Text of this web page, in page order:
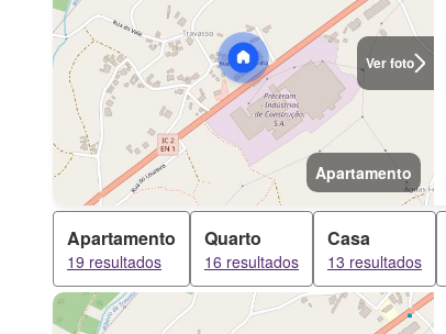
Ver foto
Apartamento
Apartamento
19 resultados
Quarto
16 resultados
Casa
13 resultados